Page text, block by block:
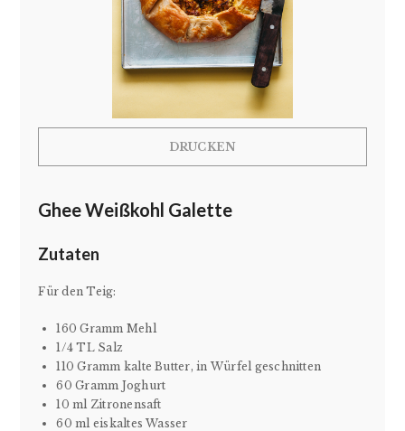
DRUCKEN
Ghee Weißkohl Galette
Zutaten
Für den Teig:
160 Gramm Mehl
1/4 TL Salz
110 Gramm kalte Butter, in Würfel geschnitten
60 Gramm Joghurt
10 ml Zitronensaft
60 ml eiskaltes Wasser